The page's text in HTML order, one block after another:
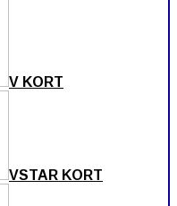
V KORT
VSTAR KORT